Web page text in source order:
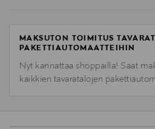
MAKSUTON TOIMITUS
PAKETTIAUTOMAATTEIHIN
Nyt kannattaa shoppailla! Saat
kaikkien tavaratalojen